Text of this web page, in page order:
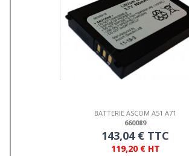
BATTERIE ASCOM A51 A71
660089
143,04 € TTC
119,20 € HT